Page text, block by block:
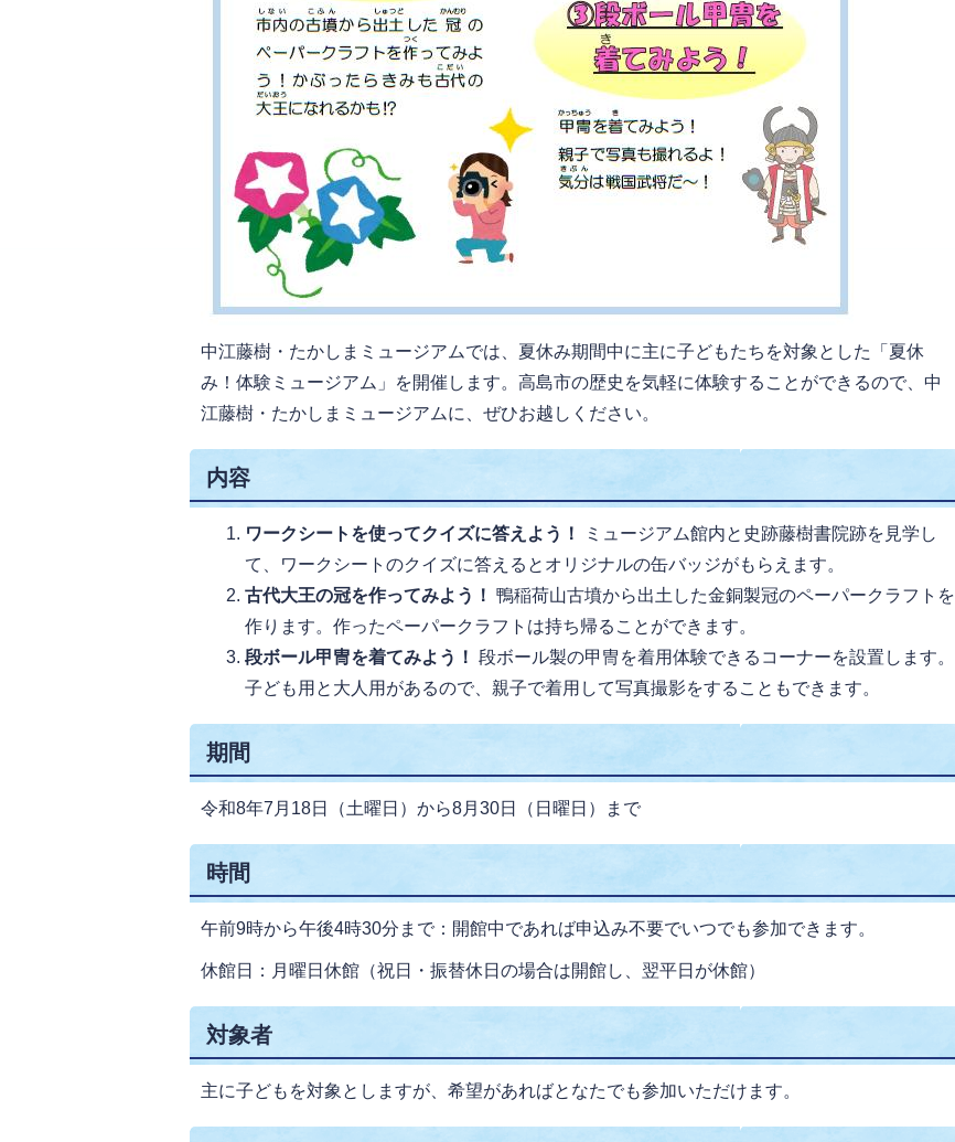
中江藤樹・たかしまミュージアムでは、夏休み期間中に主に子どもたちを対象とした「夏休
み！体験ミュージアム」を開催します。高島市の歴史を気軽に体験することができるので、中
江藤樹・たかしまミュージアムに、ぜひお越しください。
内容
ワークシートを使ってクイズに答えよう！
ミュージアム館内と史跡藤樹書院跡を見学し
て、ワークシートのクイズに答えるとオリジナルの缶バッジがもらえます。
古代大王の冠を作ってみよう！ 鴨稲荷山古墳から出土した金銅製冠のペーパークラフトを
作ります。作ったペーパークラフトは持ち帰ることができます。
段ボール甲冑を着てみよう！ 段ボール製の甲冑を着用体験できるコーナーを設置します。
子ども用と大人用があるので、親子で着用して写真撮影をすることもできます。
期間
令和8年7月18日（土曜日）から8月30日（日曜日）まで
時間
午前9時から午後4時30分まで：開館中であれば申込み不要でいつでも参加できます。
休館日：月曜日休館（祝日・振替休日の場合は開館し、翌平日が休館）
対象者
主に子どもを対象としますが、希望があればとなたでも参加いただけます。